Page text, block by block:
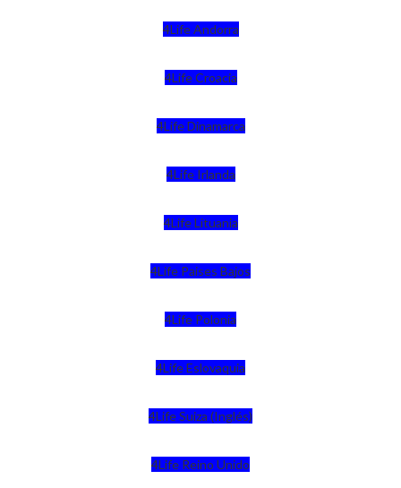
4Life Andorra
4Life Croacia
4Life Dinamarca
4Life Irlanda
4Life Lituania
4Life Paises Bajos
4Life Polonia
4Life Eslovaquia
4Life Suiza (Inglés)
4Life Reino Unido